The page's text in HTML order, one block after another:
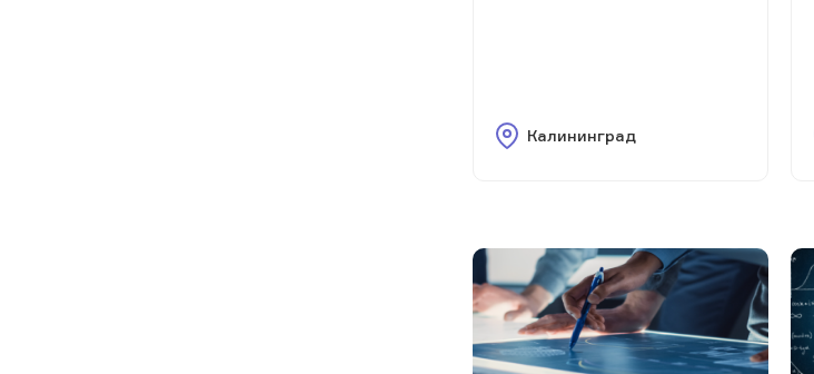
Калининград